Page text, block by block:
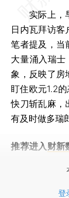
实际上，早
日内瓦拜访客
笔者提及，当
大量涌入瑞士
象，反映了房
盯住欧元1.2
快刀斩乱麻，
有及时做多瑞
推荐进入 财新
登